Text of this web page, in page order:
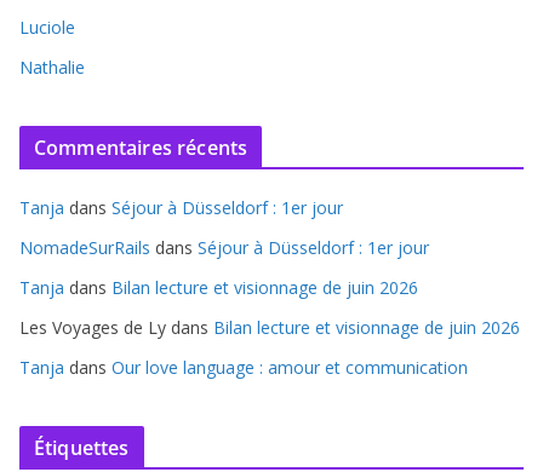
Luciole
Nathalie
Commentaires récents
Tanja dans Séjour à Düsseldorf : 1er jour
NomadeSurRails dans Séjour à Düsseldorf : 1er jour
Tanja dans Bilan lecture et visionnage de juin 2026
Les Voyages de Ly dans Bilan lecture et visionnage de juin 2026
Tanja dans Our love language : amour et communication
Étiquettes